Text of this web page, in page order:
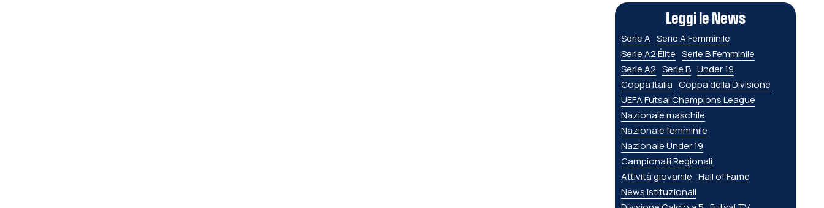
Leggi le News
Serie A Serie A Femminile
Serie A2 Élite Serie B Femminile
Serie A2 Serie B Under 19
Coppa Italia Coppa della Divisione
UEFA Futsal Champions League
Nazionale maschile
Nazionale femminile
Nazionale Under 19
Campionati Regionali
Attività giovanile Hall of Fame
News istituzionali